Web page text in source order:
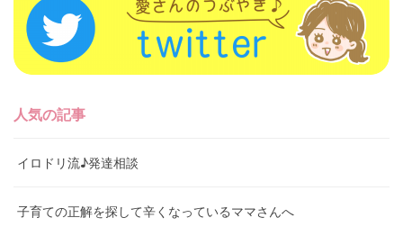
人気の記事
イロドリ流♪発達相談
子育ての正解を探して辛くなっているママさんへ